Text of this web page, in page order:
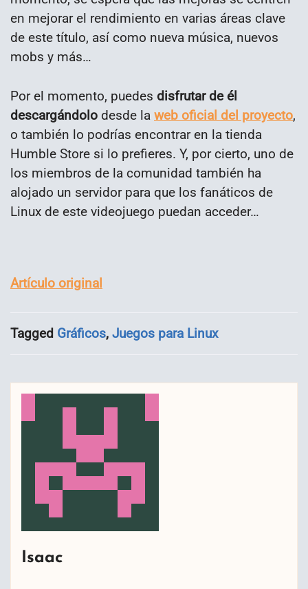
en mejorar el rendimiento en varias áreas clave
de este título, así como nueva música, nuevos
mobs y más…
Por el momento, puedes disfrutar de él
descargándolo desde la web oficial del proyecto,
o también lo podrías encontrar en la tienda
Humble Store si lo prefieres. Y, por cierto, uno de
los miembros de la comunidad también ha
alojado un servidor para que los fanáticos de
Linux de este videojuego puedan acceder…
Artículo original
Tagged Gráficos, Juegos para Linux
Isaac